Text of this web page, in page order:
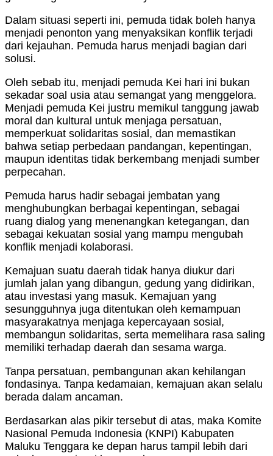
Dalam situasi seperti ini, pemuda tidak boleh hanya
menjadi penonton yang menyaksikan konflik terjadi
dari kejauhan. Pemuda harus menjadi bagian dari
solusi.
Oleh sebab itu, menjadi pemuda Kei hari ini bukan
sekadar soal usia atau semangat yang menggelora.
Menjadi pemuda Kei justru memikul tanggung jawab
moral dan kultural untuk menjaga persatuan,
memperkuat solidaritas sosial, dan memastikan
bahwa setiap perbedaan pandangan, kepentingan,
maupun identitas tidak berkembang menjadi sumber
perpecahan.
Pemuda harus hadir sebagai jembatan yang
menghubungkan berbagai kepentingan, sebagai
ruang dialog yang menenangkan ketegangan, dan
sebagai kekuatan sosial yang mampu mengubah
konflik menjadi kolaborasi.
Kemajuan suatu daerah tidak hanya diukur dari
jumlah jalan yang dibangun, gedung yang didirikan,
atau investasi yang masuk. Kemajuan yang
sesungguhnya juga ditentukan oleh kemampuan
masyarakatnya menjaga kepercayaan sosial,
membangun solidaritas, serta memelihara rasa saling
memiliki terhadap daerah dan sesama warga.
Tanpa persatuan, pembangunan akan kehilangan
fondasinya. Tanpa kedamaian, kemajuan akan selalu
berada dalam ancaman.
Berdasarkan alas pikir tersebut di atas, maka Komite
Nasional Pemuda Indonesia (KNPI) Kabupaten
Maluku Tenggara ke depan harus tampil lebih dari